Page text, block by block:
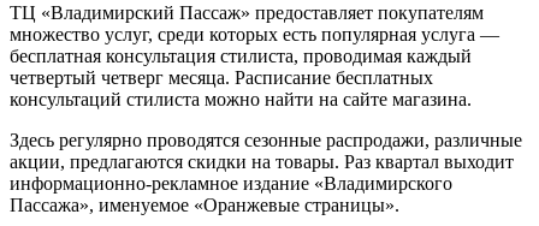
ТЦ «Владимирский Пассаж» предоставляет покупателям
множество услуг, среди которых есть популярная услуга —
бесплатная консультация стилиста, проводимая каждый
четвертый четверг месяца. Расписание бесплатных
консультаций стилиста можно найти на сайте магазина.
Здесь регулярно проводятся сезонные распродажи, различные
акции, предлагаются скидки на товары. Раз квартал выходит
информационно-рекламное издание «Владимирского
Пассажа», именуемое «Оранжевые страницы».